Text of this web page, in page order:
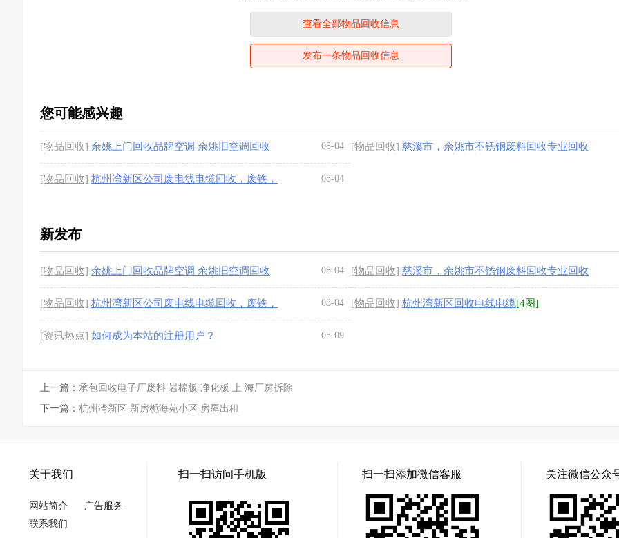
查看全部物品回收信息
发布一条物品回收信息
您可能感兴趣
[物品回收] 余姚上门回收品牌空调 余姚旧空调回收
08-04 [物品回收] 慈溪市，余姚市不锈钢废料回收专业回收
[物品回收] 杭州湾新区公司废电线电缆回收，废铁，
08-04
新发布
[物品回收] 余姚上门回收品牌空调 余姚旧空调回收
08-04 [物品回收] 慈溪市，余姚市不锈钢废料回收专业回收
[物品回收] 杭州湾新区公司废电线电缆回收，废铁，
08-04 [物品回收] 杭州湾新区回收电线电缆[4图]
[资讯热点] 如何成为本站的注册用户？ 05-09
上一篇： 承包回收电子厂废料 岩棉板 净化板 上 海厂房拆除
下一篇： 杭州湾新区 新房栀海苑小区 房屋出租
关于我们
网站简介
广告服务
联系我们
扫一扫访问手机版 扫一扫添加微信客服 关注微信公众